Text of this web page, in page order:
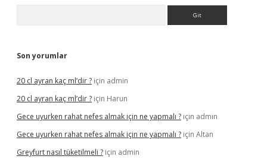
Son yorumlar
20 cl ayran kaç ml’dir ? için admin
20 cl ayran kaç ml’dir ? için Harun
Gece uyurken rahat nefes almak için ne yapmalı ? için admin
Gece uyurken rahat nefes almak için ne yapmalı ? için Altan
Greyfurt nasıl tüketilmeli ? için admin